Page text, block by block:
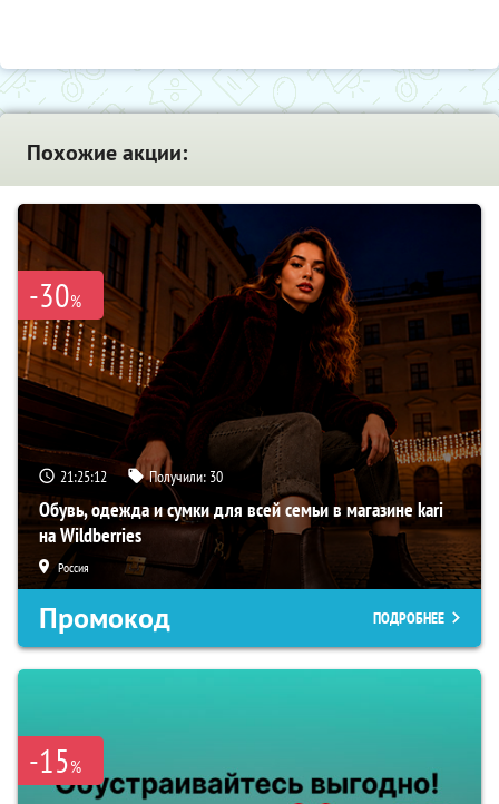
Похожие акции:
-30%
21:25:11 Получили: 30
Обувь, одежда и сумки для всей семьи в магазине kari
на Wildberries
Россия
Промокод ПОДРОБНЕЕ
-15%